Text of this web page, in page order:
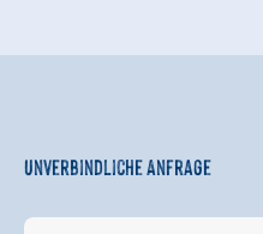
Unverbindliche Anfrage